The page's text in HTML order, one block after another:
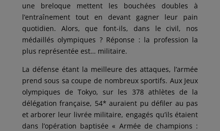
une breloque mettent les bouchées doubles à
l’entraînement tout en devant gagner leur pain
quotidien. Alors, que font-ils, dans le civil, nos
médaillés olympiques ? Réponse : la profession la
plus représentée est… militaire.
La défense étant la meilleure des attaques, l’armée
prend sous sa coupe de nombreux sportifs. Aux Jeux
olympiques de Tokyo, sur les 378 athlètes de la
délégation française, 54* auraient pu défiler au pas
et arborer leur livrée militaire, engagés qu’ils étaient
dans l’opération baptisée « Armée de champions :